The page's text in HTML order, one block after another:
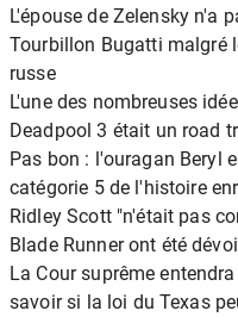
L'épouse de Zelensky n'a
Tourbillon Bugatti malgré
russe
L'une des nombreuses
Deadpool 3 était un road
Pas bon : l'ouragan Beryl
catégorie 5 de l'histoire
Ridley Scott "n'était pas
Blade Runner ont été
La Cour suprême
savoir si la loi du Texas